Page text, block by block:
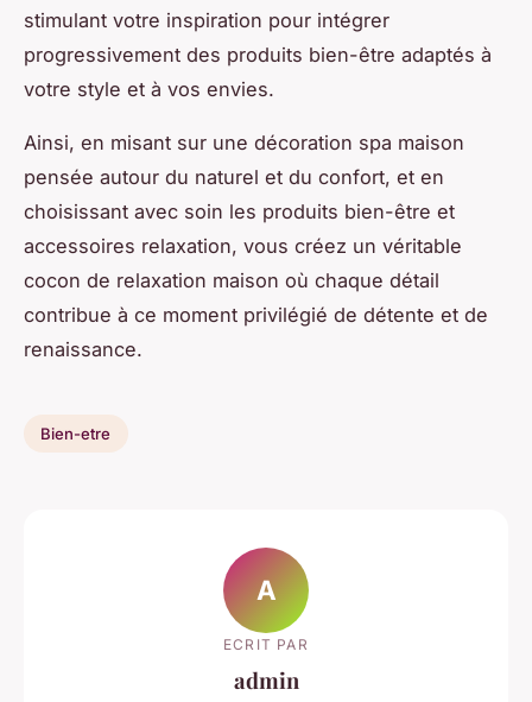
stimulant votre inspiration pour intégrer
progressivement des produits bien-être adaptés à
votre style et à vos envies.
Ainsi, en misant sur une décoration spa maison
pensée autour du naturel et du confort, et en
choisissant avec soin les produits bien-être et
accessoires relaxation, vous créez un véritable
cocon de relaxation maison où chaque détail
contribue à ce moment privilégié de détente et de
renaissance.
Bien-etre
A
ECRIT PAR
admin